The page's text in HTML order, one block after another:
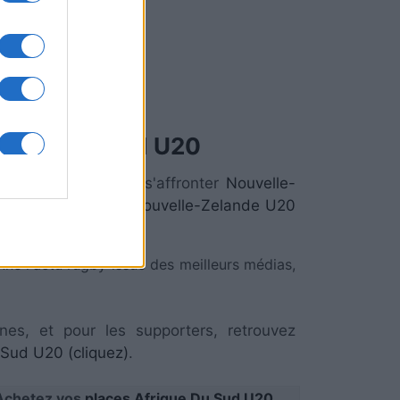
Du Sud U20
de verra s'affronter Nouvelle-
des
places Nouvelle-Zelande U20
l'actu rugby issue des meilleurs médias,
et pour les supporters, retrouvez
U20 (cliquez).